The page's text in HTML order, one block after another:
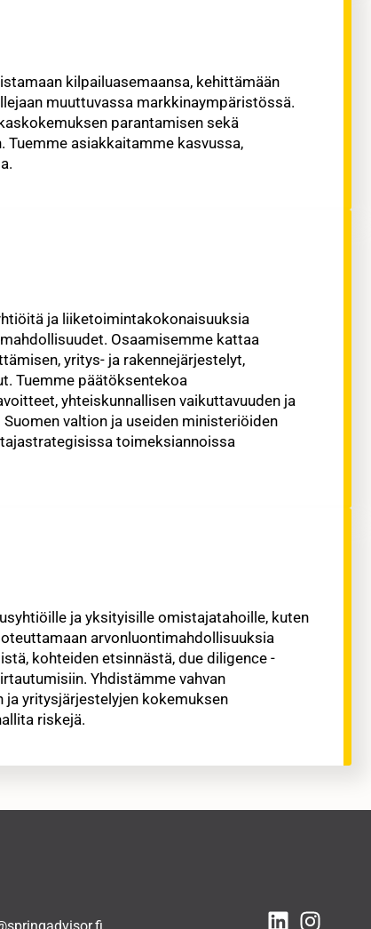
kilpailuasemaansa, kehittämään
muuttuvassa markkinaympäristössä.
parantamisen sekä
asiakkaitamme kasvussa,
ja liiketoimintakokonaisuuksia
Osaamisemme kattaa
yritys- ja rakennejärjestelyt,
Tuemme päätöksentekoa
yhteiskunnallisen vaikuttavuuden ja
valtion ja useiden ministeriöiden
toimeksiannoissa
ja yksityisille omistajatahoille, kuten
arvonluontimahdollisuuksia
kohteiden etsinnästä, due diligence -
Yhdistämme vahvan
yritysjärjestelyjen kokemuksen
riskejä.